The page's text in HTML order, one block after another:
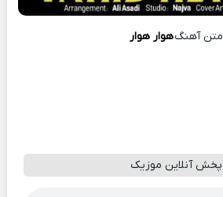
متن آهنگهوار هوار
پخش آنلاین موزیک